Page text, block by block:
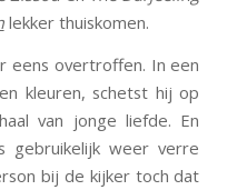
lekker thuiskomen.
eens overtroffen. In een
kleuren, schetst hij op
van jonge liefde. En
gebruikelijk weer verre
bij de kijker toch dat